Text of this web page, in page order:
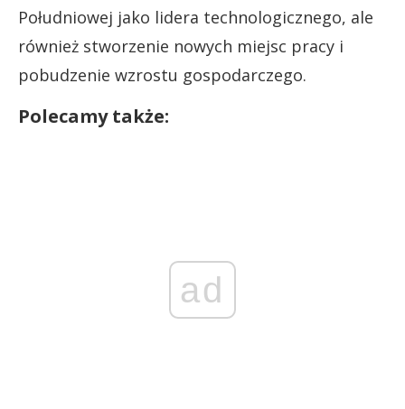
Południowej jako lidera technologicznego, ale
również stworzenie nowych miejsc pracy i
pobudzenie wzrostu gospodarczego.
Polecamy także:
ad